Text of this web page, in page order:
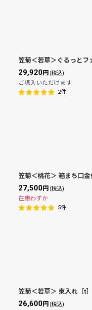
笠菊＜若草＞ぐるっとフ
29,920円 (税込)
ご購入いただけます
2件
笠菊＜桃花＞ 箱まち口金
27,500円 (税込)
在庫わずか
5件
笠菊＜若草＞ 束入れ［t］
26,600円 (税込)